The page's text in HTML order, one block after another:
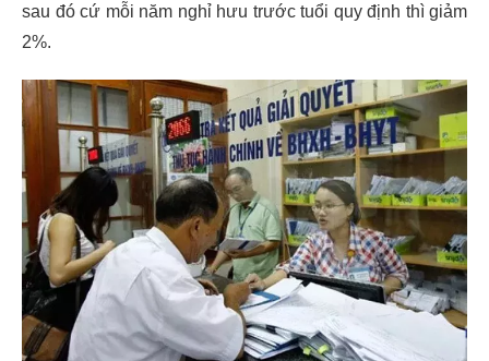
sau đó cứ mỗi năm nghỉ hưu trước tuổi quy định thì giảm
2%.